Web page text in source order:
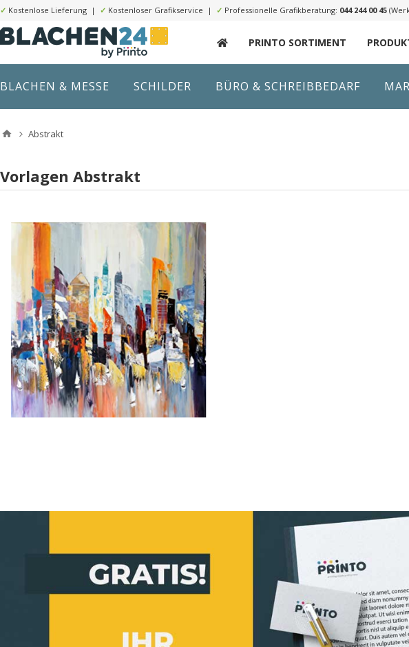
✓ Kostenlose Lieferung | ✓ Kostenloser Grafikservice | ✓ Professionelle Grafikberatung: 044 244 00 45
PRINTO SORTIMENT
BLACHEN & MESSE SCHILDER BÜRO & SCHREIBBEDARF
Abstrakt
Vorlagen Abstrakt